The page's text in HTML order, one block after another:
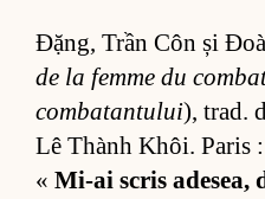
Đặng, Trần Côn și
de la femme du
com­ba­tan­tu­lui), trad.
Lê Thành Khôi. Pa­ris
« Mi-ai scris ade­sea,